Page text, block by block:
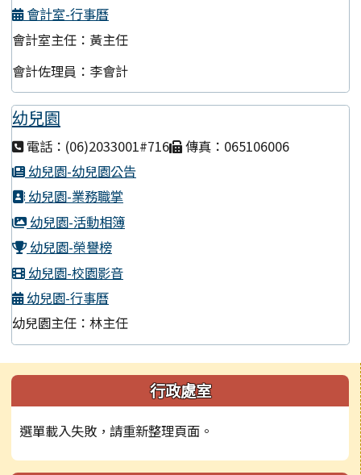
會計室-行事曆
會計室主任：黃主任
會計佐理員：李會計
幼兒園
電話：(06)2033001#716
傳真：065106006
幼兒園-幼兒園公告
幼兒園-業務職掌
幼兒園-活動相簿
幼兒園-榮譽榜
幼兒園-校園影音
幼兒園-行事曆
幼兒園主任：林主任
左邊區域內容 行政處室
選單載入失敗，請重新整理頁面。